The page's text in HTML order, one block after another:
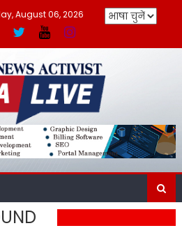
August 06, 2026